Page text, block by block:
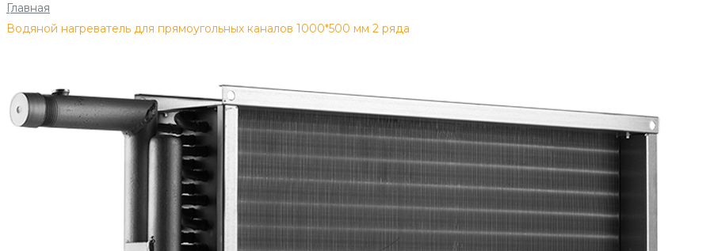
Главная
/
Водяной нагреватель для прямоугольных каналов 1000*500 мм 2 ряда